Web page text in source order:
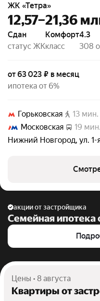
ЖК «Тетра»
12,57–21,36
Сдан
статус ЖК
комфорт
класс
4.3
308
от 63 023 ₽ в месяц
ипотека от 6%
Горьковская
13 мин.
Московская
19 мин.
Нижний Новгород, ул.
акции от застройщика
Семейная ипотека
Цены • 8 августа
Квартиры от